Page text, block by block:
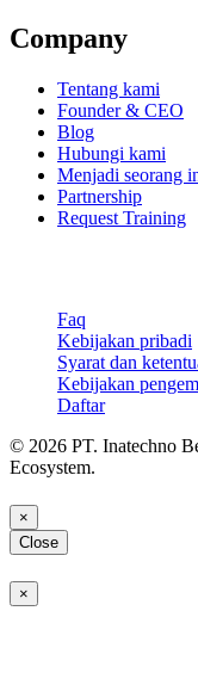
Company
Tentang kami
Founder & CEO
Blog
Hubungi kami
Menjadi seorang
Partnership
Request Training
Faq
Kebijakan pribadi
Syarat dan
Kebijakan
Daftar
© 2026 PT. Inatechno
Ecosystem.
×
Close
×